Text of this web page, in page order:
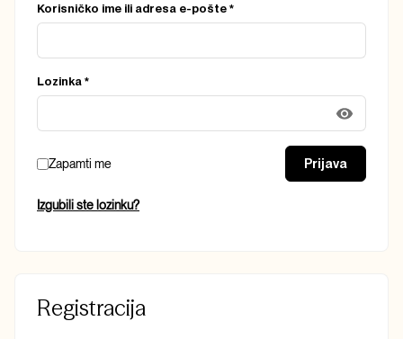
Korisničko ime ili adresa e-pošte *Obvezno
Lozinka *Obvezno
Zapamti me Prijava
Izgubili ste lozinku?
Registracija